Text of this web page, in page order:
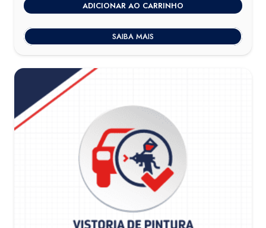
ADICIONAR AO CARRINHO
SAIBA MAIS